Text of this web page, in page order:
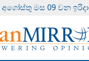
අගෝස්‍තු මස 09 වන ඉරිදා